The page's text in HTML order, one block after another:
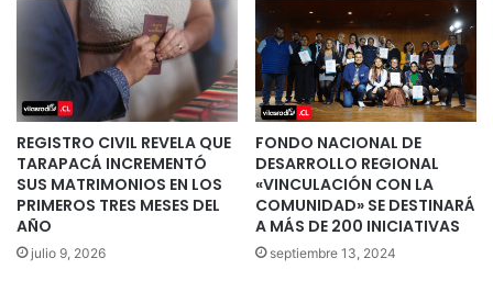
REGISTRO CIVIL REVELA QUE
TARAPACÁ INCREMENTÓ
SUS MATRIMONIOS EN LOS
PRIMEROS TRES MESES DEL
AÑO
julio 9, 2026
FONDO NACIONAL DE
DESARROLLO REGIONAL
«VINCULACIÓN CON LA
COMUNIDAD» SE DESTINARÁ
A MÁS DE 200 INICIATIVAS
septiembre 13, 2024